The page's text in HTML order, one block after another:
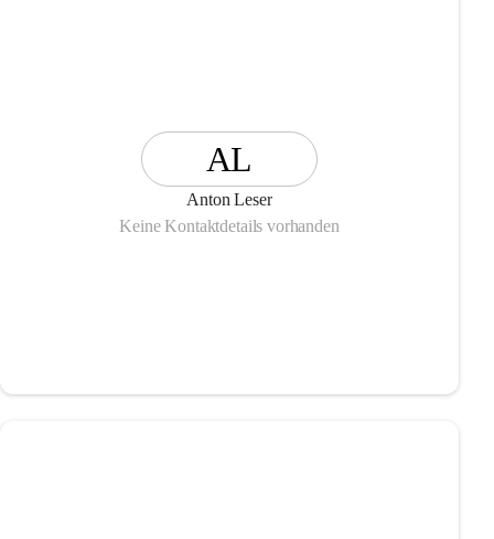
AL
Anton Leser
Keine Kontaktdetails vorhanden